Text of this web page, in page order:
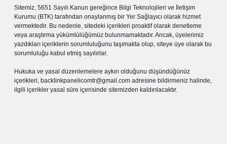
Sitemiz, 5651 Sayılı Kanun gereğince Bilgi Teknolojileri ve İletişim
Kurumu (BTK) tarafından onaylanmış bir Yer Sağlayıcı olarak hizmet
vermektedir. Bu nedenle, sitedeki içerikleri proaktif olarak denetleme
veya araştırma yükümlülüğümüz bulunmamaktadır. Ancak, üyelerimiz
yazdıkları içeriklerin sorumluluğunu taşımakta olup, siteye üye olarak bu
sorumluluğu kabul etmiş sayılırlar.
Hukuka ve yasal düzenlemelere aykırı olduğunu düşündüğünüz
içerikleri, backlinkpanelicomtr@gmail.com adresine bildirmeniz halinde,
ilgili içerikler yasal süre içerisinde sitemizden kaldırılacaktır.